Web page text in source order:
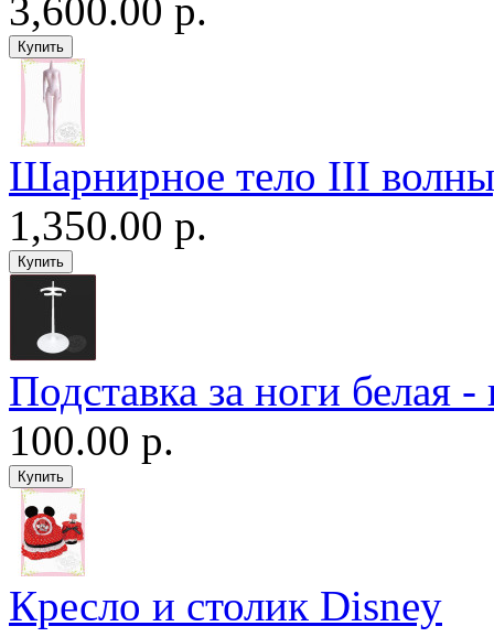
3,600.00 р.
Шарнирное тело III
1,350.00 р.
Подставка за ноги белая
100.00 р.
Кресло и столик Disney